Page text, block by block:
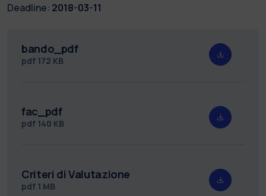
Deadline: 2018-03-11
bando_pdf
pdf 172 KB
fac_pdf
pdf 140 KB
Criteri di Valutazione
pdf 1 MB